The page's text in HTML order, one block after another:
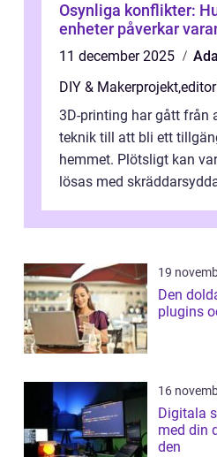
Osynliga konflikter:
enheter påverkar
11 december 2025
DIY & Makerprojekt,
3D-printing har gått från
teknik till att bli ett
hemmet. Plötsligt kan
lösas med
19
Den
plugins
16
Digitala
med din
den